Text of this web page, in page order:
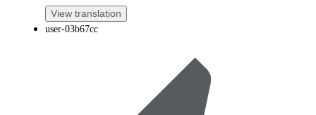
View translation
user-03b67cc